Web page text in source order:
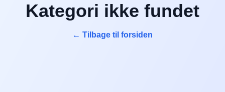
Kategori ikke fundet
← Tilbage til forsiden